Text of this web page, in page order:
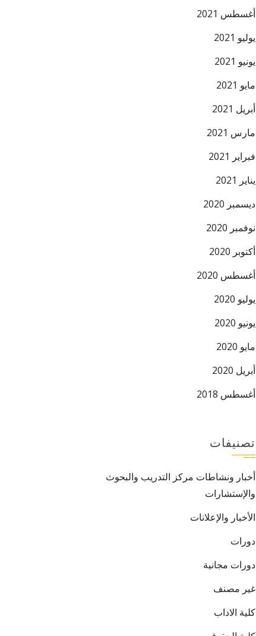
أغسطس 2021
يوليو 2021
يونيو 2021
مايو 2021
أبريل 2021
مارس 2021
فبراير 2021
يناير 2021
ديسمبر 2020
نوفمبر 2020
أكتوبر 2020
أغسطس 2020
يوليو 2020
يونيو 2020
مايو 2020
أبريل 2020
أغسطس 2018
تصنيفات
أخبار ونشاطات مركز التدريب والبحوث
والإستشارات
الأخبار والإعلانات
دورات
دورات مجانية
غير مصنف
كلية الاداب